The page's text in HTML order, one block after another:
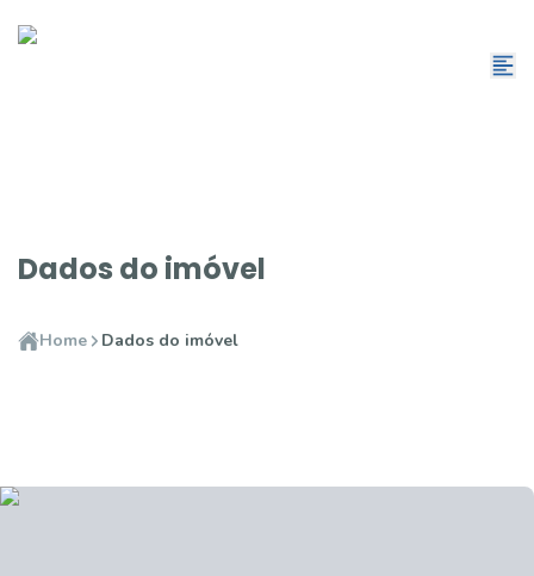
Dados do imóvel
Home Dados do imóvel